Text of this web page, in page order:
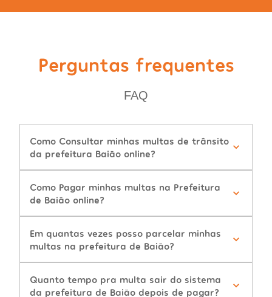
Perguntas frequentes
FAQ
Como Consultar minhas multas de trânsito
da prefeitura Baião online?
Como Pagar minhas multas na Prefeitura
de Baião online?
Em quantas vezes posso parcelar minhas
multas na prefeitura de Baião?
Quanto tempo pra multa sair do sistema
da prefeitura de Baião depois de pagar?